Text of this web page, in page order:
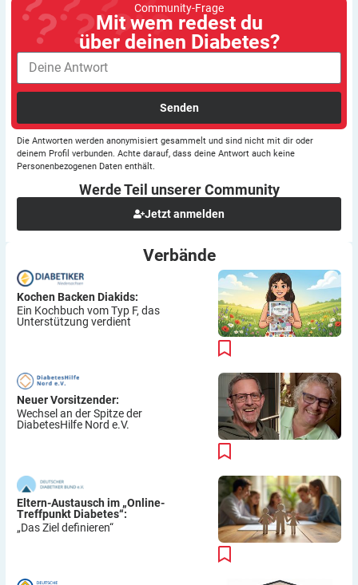
Community-Frage
Mit wem redest du
über deinen Diabetes?
Senden
Die Antworten werden anonymisiert gesammelt und sind nicht mit dir oder
deinem Profil verbunden. Achte darauf, dass deine Antwort auch keine
Personenbezogenen Daten enthält.
Werde Teil unserer Community
Jetzt anmelden
Verbände
Kochen Backen Diakids:
Ein Kochbuch vom Typ F, das
Unterstützung verdient
Neuer Vorsitzender:
Wechsel an der Spitze der
DiabetesHilfe Nord e.V.
Eltern-Austausch im „Online-
Treffpunkt Diabetes“:
„Das Ziel definieren“